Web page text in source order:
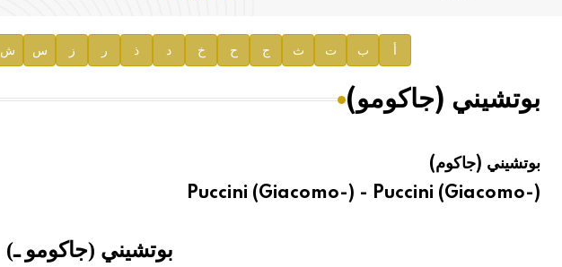
إعلان..
هيئة الموسوعة العربية تطلق موسوعات جديدة في عام 2026
أ ب ت ث ج ح خ د ذ ر ز س ش
بوتشيني (جاكومو)
بوتشيني (جاكوم)
Puccini (Giacomo-) - Puccini (Giacomo-)
بوتشيني (جاكومو ـ)